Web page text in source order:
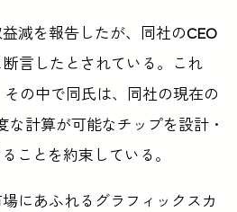
減を報告したが、同社のCEO
言したとされている。これ
の中で同氏は、同社の現在の
計算が可能なチップを設計・
ことを約束している。
にあふれるグラフィックスカ